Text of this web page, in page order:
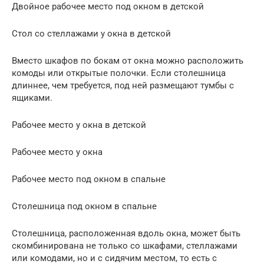
Двойное рабочее место под окном в детской
Стол со стеллажами у окна в детской
Вместо шкафов по бокам от окна можно расположить
комоды или открытые полочки. Если столешница
длиннее, чем требуется, под ней размещают тумбы с
ящиками.
Рабочее место у окна в детской
Рабочее место у окна
Рабочее место под окном в спальне
Столешница под окном в спальне
Столешница, расположенная вдоль окна, может быть
скомбинирована не только со шкафами, стеллажами
или комодами, но и с сидячим местом, то есть с